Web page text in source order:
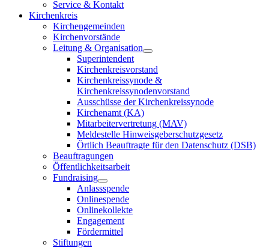
Service & Kontakt
Kirchenkreis
Kirchengemeinden
Kirchenvorstände
Leitung & Organisation
Superintendent
Kirchenkreisvorstand
Kirchenkreissynode &
Kirchenkreissynodenvorstand
Ausschüsse der Kirchenkreissynode
Kirchenamt (KA)
Mitarbeitervertretung (MAV)
Meldestelle Hinweisgeberschutzgesetz
Örtlich Beauftragte für den Datenschutz (DSB)
Beauftragungen
Öffentlichkeitsarbeit
Fundraising
Anlassspende
Onlinespende
Onlinekollekte
Engagement
Fördermittel
Stiftungen